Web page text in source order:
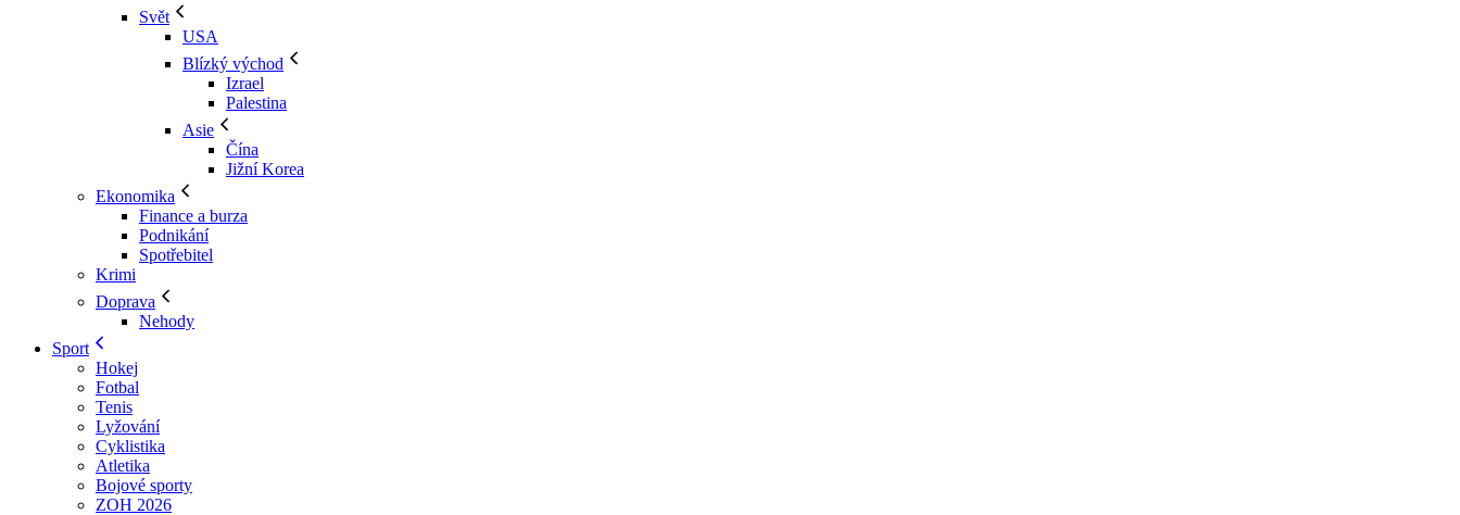
Svět
USA
Blízký východ
Izrael
Palestina
Asie
Čína
Jižní Korea
Ekonomika
Finance a burza
Podnikání
Spotřebitel
Krimi
Doprava
Nehody
Sport
Hokej
Fotbal
Tenis
Lyžování
Cyklistika
Atletika
Bojové sporty
ZOH 2026